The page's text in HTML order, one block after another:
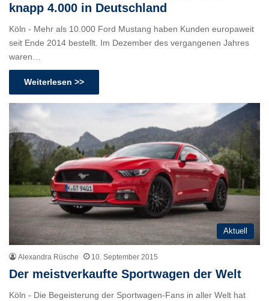
knapp 4.000 in Deutschland
Köln - Mehr als 10.000 Ford Mustang haben Kunden europaweit
seit Ende 2014 bestellt. Im Dezember des vergangenen Jahres
waren…
Weiterlesen >>
Aktuell
Alexandra Rüsche 10. September 2015
Der meistverkaufte Sportwagen der Welt
Köln - Die Begeisterung der Sportwagen-Fans in aller Welt hat